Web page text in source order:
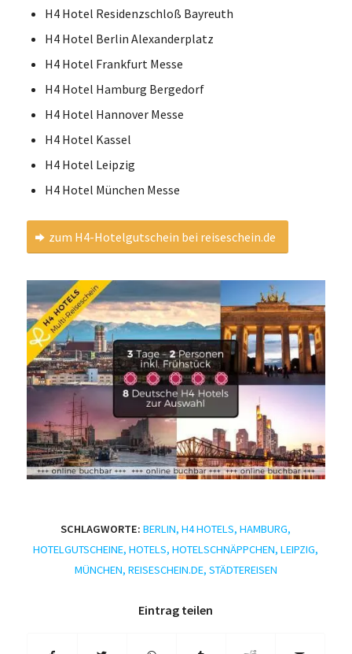
H4 Hotel Residenzschloß Bayreuth
H4 Hotel Berlin Alexanderplatz
H4 Hotel Frankfurt Messe
H4 Hotel Hamburg Bergedorf
H4 Hotel Hannover Messe
H4 Hotel Kassel
H4 Hotel Leipzig
H4 Hotel München Messe
zum H4-Hotelgutschein bei reiseschein.de
SCHLAGWORTE: BERLIN,H4 HOTELS,HAMBURG,
HOTELGUTSCHEINE,HOTELS,HOTELSCHNÄPPCHEN,LEIPZIG,
MÜNCHEN, REISESCHEIN.DE, STÄDTEREISEN
Eintrag teilen